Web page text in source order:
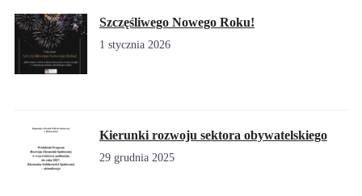
Szczęśliwego Nowego Roku!
1 stycznia 2026
Kierunki rozwoju sektora obywatelskiego
29 grudnia 2025